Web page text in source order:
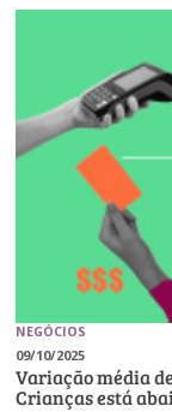
NEGÓCIOS
09/10/2025
Variação média
Crianças está